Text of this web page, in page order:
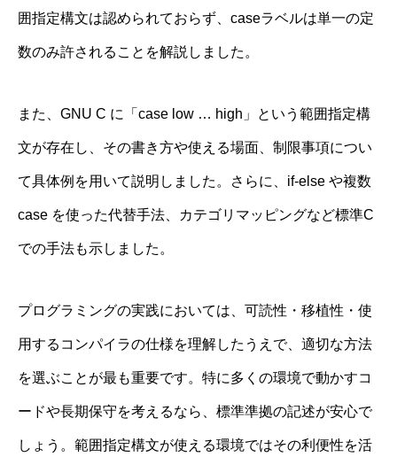
囲指定構文は認められておらず、caseラベルは単一の定
数のみ許されることを解説しました。
また、GNU C に「case low … high」という範囲指定構
文が存在し、その書き方や使える場面、制限事項につい
て具体例を用いて説明しました。さらに、if-else や複数
case を使った代替手法、カテゴリマッピングなど標準C
での手法も示しました。
プログラミングの実践においては、可読性・移植性・使
用するコンパイラの仕様を理解したうえで、適切な方法
を選ぶことが最も重要です。特に多くの環境で動かすコ
ードや長期保守を考えるなら、標準準拠の記述が安心で
しょう。範囲指定構文が使える環境ではその利便性を活